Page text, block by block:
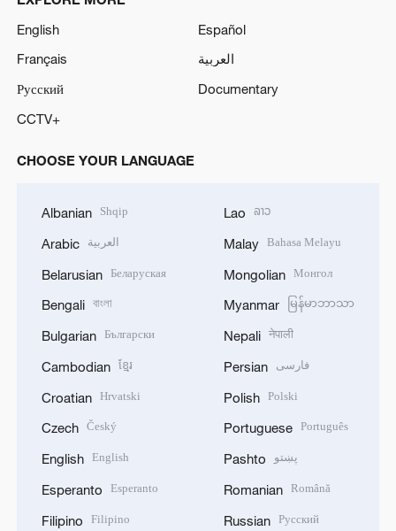
Русский
Documentary
CHOOSE YOUR LANGUAGE
Arabic العربية
Belarusian Беларуская
Bengali বাংলা
Bulgarian Български
Cambodian
Croatian Hrvatski
Czech Český
English English
Esperanto Esperanto
Filipino Filipino
French Français
Malay Bahasa Melayu
Mongolian Монгол
Myanmar မြန်မာဘာသာ
Nepali नेपाली
Persian فارسی
Polish
Portuguese
Pashto
Romanian
Russian Русский
Serbian Српски